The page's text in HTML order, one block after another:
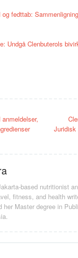
fedttab:
Undgå Clenbuterols
Juridisk
based nutritionist
fitness, and health
her Master degree in